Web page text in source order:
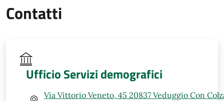
Contatti
Ufficio Servizi demografici
Via Vittorio Veneto, 45 20837 Veduggio Con